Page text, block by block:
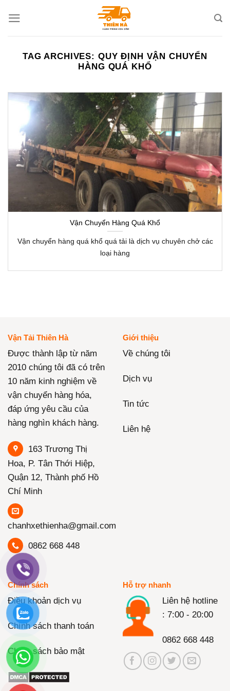
TAG ARCHIVES: QUY ĐỊNH VẬN CHUYỂN
HÀNG QUÁ KHỔ
Vận Chuyển Hàng Quá Khổ
Vận chuyển hàng quá khổ quá tải là dịch vụ chuyên chở các
loại hàng
Vận Tải Thiên Hà
Được thành lập từ năm
2010 chúng tôi đã có trên
10 năm kinh nghiệm về
vận chuyển hàng hóa,
đáp ứng yêu cầu của
hàng nghìn khách hàng.
163 Trương Thị
Hoa, P. Tân Thới Hiệp,
Quận 12, Thành phố Hồ
Chí Minh
chanhxethienha@gmail.com
0862 668 448
Giới thiệu
Về chúng tôi
Dịch vụ
Tin tức
Liên hệ
Chính sách
Điều khoản dịch vụ
Chính sách thanh toán
Chính sách bảo mật
Hỗ trợ nhanh
Liên hệ hotline
: 7:00 - 20:00
0862 668 448